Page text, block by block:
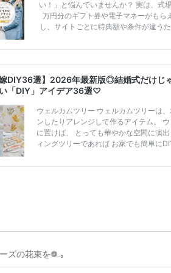
い！」と悩んでいませんか？ 実は、式
万円分のギフト券や電子マネーがもら
し、サイトごとに特典額や条件が違う
ンペーン特典ランキングを公開！ 比較
補を絞れる「ウェディング診
DIY36選】2026年最新版◎結婚式だけじ
「DIY」アイデア36選♡
ウェルカムツリー ウェルカムツリーは
ンしたりアレンジして作るアイテム。
に置けば、 とっても華やかな空間に演
ィングツリーであれば お家でも簡単に
紹介します♪今すくCheck♡ インスタサ
ズの花束を❁.｡